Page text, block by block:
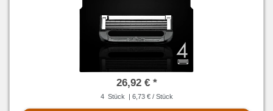
26,92 € *
4 Stück | 6,73 € / Stück